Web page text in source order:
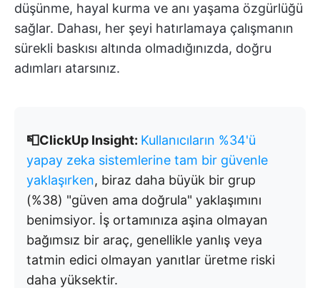
düşünme, hayal kurma ve anı yaşama özgürlüğü
sağlar. Dahası, her şeyi hatırlamaya çalışmanın
sürekli baskısı altında olmadığınızda, doğru
adımları atarsınız.
📮ClickUp Insight: Kullanıcıların %34'ü
yapay zeka sistemlerine tam bir güvenle
yaklaşırken, biraz daha büyük bir grup
(%38) "güven ama doğrula" yaklaşımını
benimsiyor. İş ortamınıza aşina olmayan
bağımsız bir araç, genellikle yanlış veya
tatmin edici olmayan yanıtlar üretme riski
daha yüksektir.